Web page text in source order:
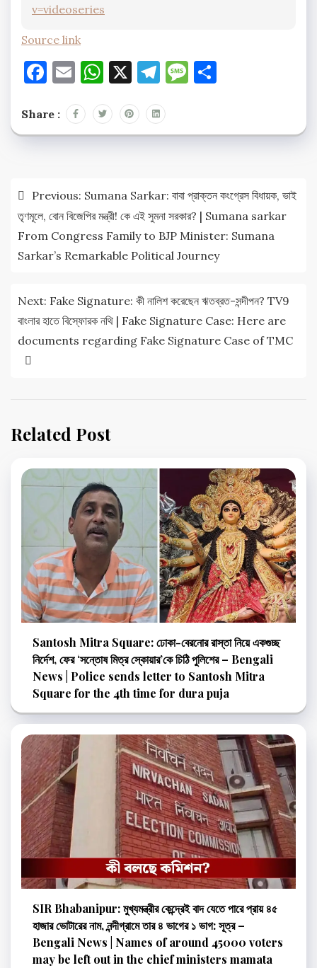
v=videoseries
Source link
Facebook
EmailWhatsApp
X Telegram
Message
Share :
Post
navigation
Previous: Sumana Sarkar: বাবা প্রাক্তন কংগ্রেস বিধায়ক, ভাই
তৃণমূলে, বোন বিজেপির মন্ত্রী! কে এই সুমনা সরকার? | Sumana sarkar
From Congress Family to BJP Minister: Sumana
Sarkar’s Remarkable Political Journey
Next: Fake Signature: কী নালিশ করেছেন ঋতব্রত-সন্দীপন? TV9
বাংলার হাতে বিস্ফোরক নথি | Fake Signature Case: Here are
documents regarding Fake Signature Case of TMC
Related Post
Santosh Mitra Square: ঢোকা-বেরনোর রাস্তা নিয়ে একগুচ্ছ
নির্দেশ, ফের ‘সন্তোষ মিত্র স্কোয়ার’কে চিঠি পুলিশের – Bengali
News | Police sends letter to Santosh Mitra
Square for the 4th time for dura puja
SIR Bhabanipur: মুখ্যমন্ত্রীর কেন্দ্রেই বাদ যেতে পারে প্রায় ৪৫
হাজার ভোটারের নাম, নন্দীগ্রামে তার ৪ ভাগের ১ ভাগ: সূত্র –
Bengali News | Names of around 45000 voters
may be left out in the chief ministers mamata